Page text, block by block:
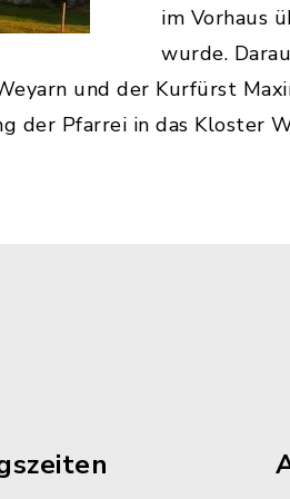
im Vorhaus
wurde.
und der Kurfürst
der Pfarrei in das Kloster